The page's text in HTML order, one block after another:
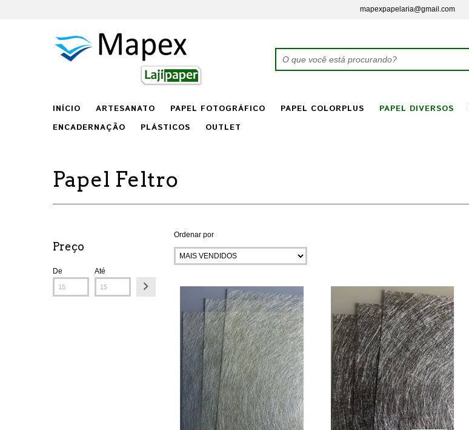
mapexpapelaria@gmail.com
INÍCIO ARTESANATO PAPEL FOTOGRÁFICO PAPEL COLORPLUS PAPEL DIVERSOS
ENCADERNAÇÃO
PLÁSTICOS OUTLET
Papel Feltro
Preço
De Até
Ordenar por